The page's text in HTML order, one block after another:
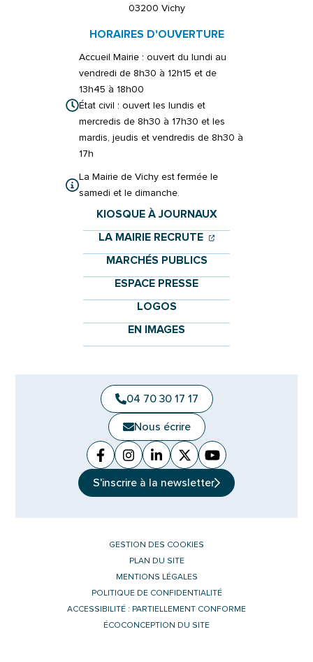
03200 Vichy
HORAIRES D'OUVERTURE
Accueil Mairie : ouvert du lundi au
vendredi de 8h30 à 12h15 et de
13h45 à 18h00
État civil : ouvert les lundis et
mercredis de 8h30 à 17h30 et les
mardis, jeudis et vendredis de 8h30 à
17h
La Mairie de Vichy est fermée le
samedi et le dimanche.
KIOSQUE À JOURNAUX
LA MAIRIE RECRUTE (OUVERTURE
(OUVERTURE
MARCHÉS PUBLICS
ESPACE PRESSE
LOGOS
EN IMAGES
04 70 30 17 17
Nous écrire
Facebook
(ouverture dans un nouvel onglet)
Instagram
(ouverture dans un nouvel
Linkedin
(ouverture dans un nouvel
X (Twitter)
(ouverture dans un
YouTube
(ouverture dans
S'inscrire à la newsletter
GESTION DES COOKIES
PLAN DU SITE
MENTIONS LÉGALES
POLITIQUE DE CONFIDENTIALITÉ
ACCESSIBILITÉ : PARTIELLEMENT CONFORME
ÉCOCONCEPTION DU SITE